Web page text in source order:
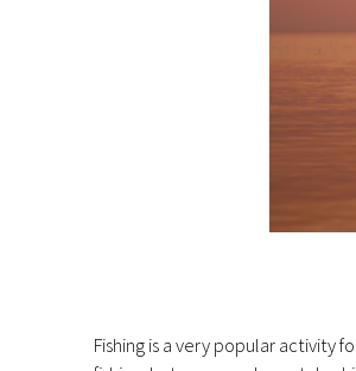
Fishing is a very popular activity